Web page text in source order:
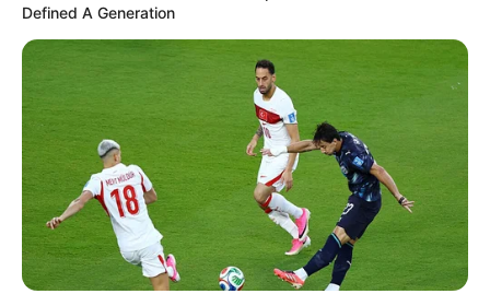
Un puesto en la esquina de Avenida Juárez y Eje Central Lázaro